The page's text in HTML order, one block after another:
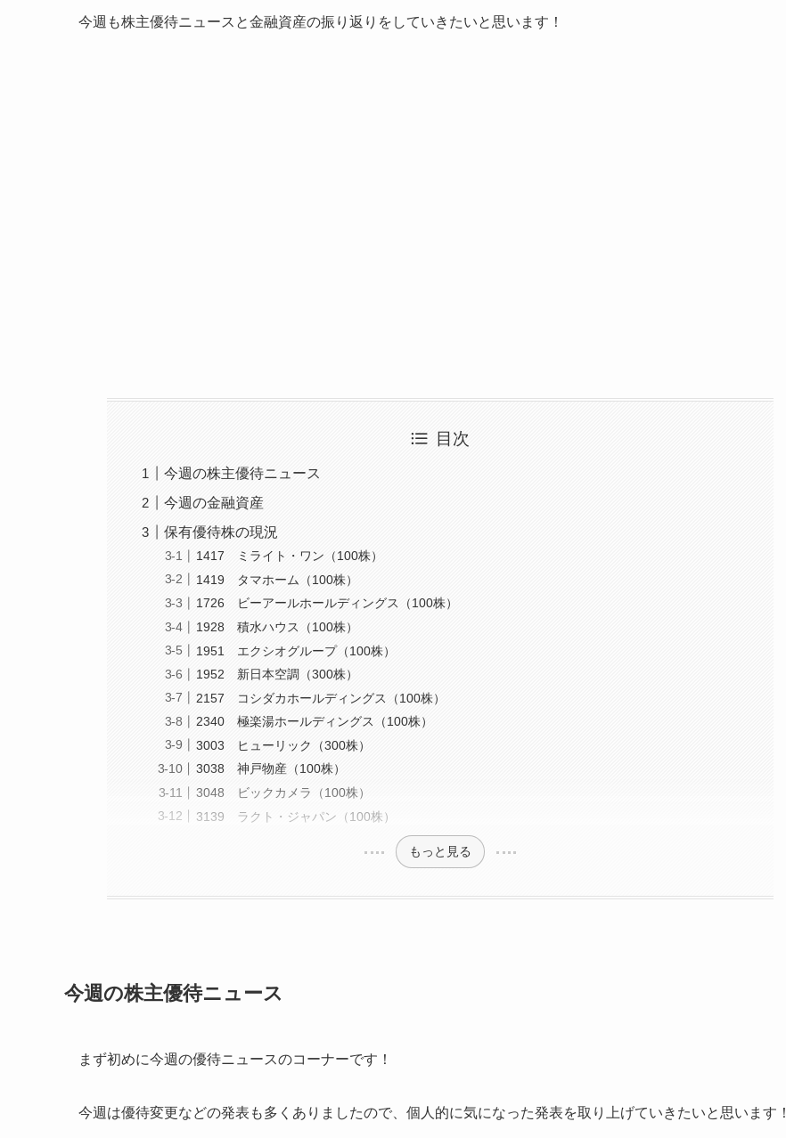
今週も株主優待ニュースと金融資産の振り返りをしていきたいと思います！
目次
今週の株主優待ニュース
今週の金融資産
保有優待株の現況
1417 ミライト・ワン（100株）
1419 タマホーム（100株）
1726 ビーアールホールディングス（100株）
1928 積水ハウス（100株）
1951 エクシオグループ（100株）
1952 新日本空調（300株）
2157 コシダカホールディングス（100株）
2340 極楽湯ホールディングス（100株）
3003 ヒューリック（300株）
3038 神戸物産（100株）
3048 ビックカメラ（100株）
3139 ラクト・ジャパン（100株）
もっと見る
今週の株主優待ニュース
まず初めに今週の優待ニュースのコーナーです！
今週は優待変更などの発表も多くありましたので、個人的に気になった発表を取り上げていきたいと思います！